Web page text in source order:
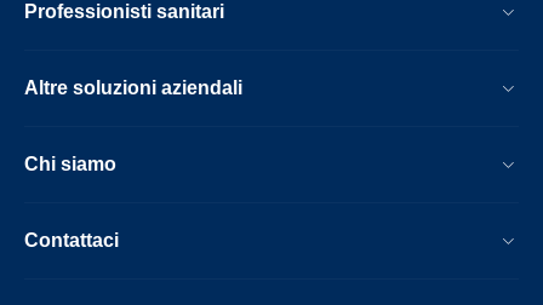
Professionisti sanitari
Altre soluzioni aziendali
Chi siamo
Contattaci